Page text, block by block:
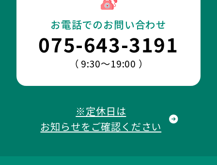
お電話でのお問い合わせ
075-643-3191
（ 9:30～19:00 ）
※定休日は
お知らせをご確認ください